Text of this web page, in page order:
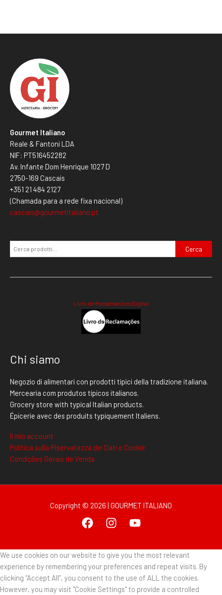
Gourmet Italiano
Reale & Fantoni LDA
NIF: PT516452282
Av. Infante Dom Henrique 1027 D
2750-169 Cascais
+351 21 484 2127
(Chamada para a rede fixa nacional)
cascais@gourmetitaliano.pt
Cerca
Livro de Reclamações Digital
Chi siamo
Negozio di alimentari con prodotti tipici della tradizione italiana.
Mercearia com produtos típicos italianos.
Grocery store with typical Italian products.
Épicerie avec des produits typiquement Italiens.
Il mio account
Politica sulla Riservatezza dei Dati e Cookie
Condições Gerais de Venda
Copyright © 2026 | GOURMET ITALIANO
We use cookies on our website to give you the most relevant
experience by remembering your preferences and repeat visits. By
clicking “Accept All”, you consent to the use of ALL the cookies.
However, you may visit "Cookie Settings" to provide a controlled